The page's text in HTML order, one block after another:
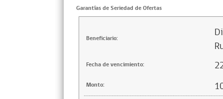
Garantías de Seriedad de Ofertas
Beneficiario:
Fecha de vencimiento:
Monto: